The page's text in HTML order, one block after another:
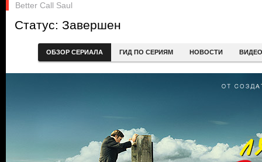
Better Call Saul
Статус: Завершен
ОБЗОР СЕРИАЛА ГИД ПО СЕРИЯМ НОВОСТИ ВИДЕО